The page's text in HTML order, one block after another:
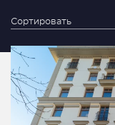
Сортировать